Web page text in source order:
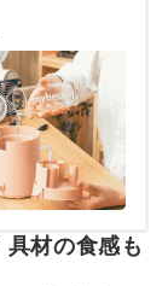
材の食感も